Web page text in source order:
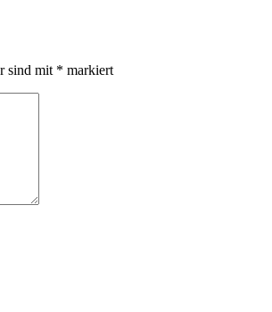
sind mit * markiert